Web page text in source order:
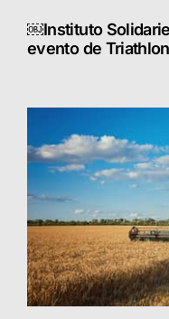
￼Instituto
evento de